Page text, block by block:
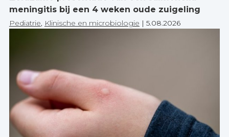
meningitis bij een 4 weken oude zuigeling
Pediatrie, Klinische en microbiologie | 5.08.2026